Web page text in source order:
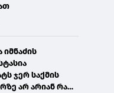
იმნაძის
ჯერ საქმის
არ არიან რა